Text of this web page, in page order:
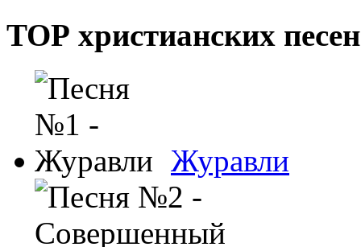
ТОР христианских песен
Журавли